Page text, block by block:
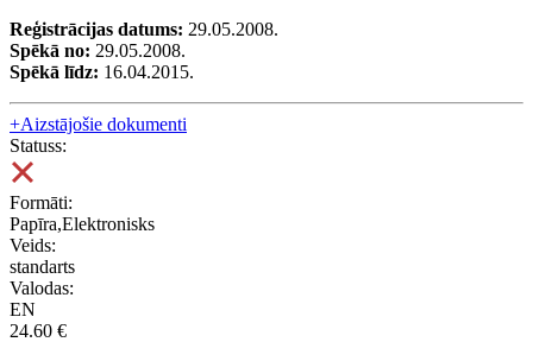
Reģistrācijas datums: 29.05.2008.
Spēkā no: 29.05.2008.
Spēkā līdz: 16.04.2015.
+Aizstājošie dokumenti
Statuss:
Formāti:
Papīra,Elektronisks
Veids:
standarts
Valodas:
EN
24.60 €